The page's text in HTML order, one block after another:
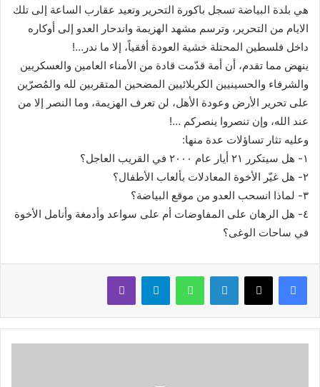
هي بلدة البياضة تسجل باكورة التحرير وتعيد عقارب الساعة إلى تلك
الايام من التحرير، وترسم مشهد الهزيمة واندحار العدو إلى أوكاره
داخل فلسطين المحتلة خشية العودة أفقياً، إلا ما ندر…!
ينهض مما تقدم، أن أمة قدّمت قادة من الأمناء العامين والعسكريين
والشرفاء والحسينيين الكربلائيين المضحين المتقربين لله والمُصرّين
على تحرير الأرض وعودة الأهل، لن تعرف الهزيمة، وما النصر إلا من
عند الله، وإن تنصروا ينصركم …!
وعليه تثار تساؤلات عدة منها:
١- هل سيتكرر ٢١ أيار عام ٢٠٠٠ في القريب العاجل؟
٢- هل غيّر الأخوة المعادلات بألعاب الأطفال؟
٣- لماذا انسحب العدو من موقع البياضة؟
٤- هل الرهان على المفاوضات أم على سواعد وأدمغة وأنامل الأخوة
في ساحات الوغى؟
لينكدإن واتساب تيلقرام ڤايبر